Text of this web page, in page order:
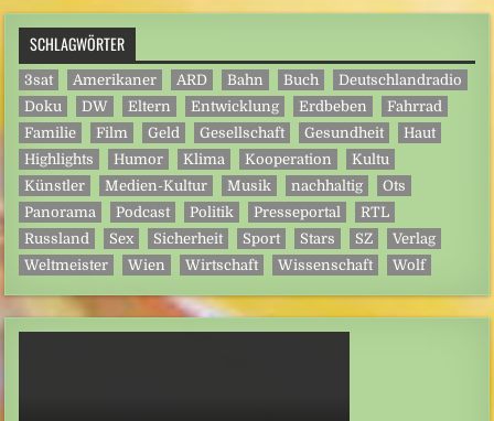
SCHLAGWÖRTER
3sat Amerikaner ARD Bahn Buch
Deutschlandradio
Doku
DW Eltern Entwicklung Erdbeben
Fahrrad
Familie
Film Geld Gesellschaft Gesundheit
Haut
Highlights
Humor Klima Kooperation
Kultu
Künstler
Medien-Kultur Musik nachhaltig
Ots
Panorama
Podcast Politik Presseportal
RTL
Russland
Sex Sicherheit Sport Stars SZ
Verlag
Weltmeister
Wien Wirtschaft Wissenschaft Wolf